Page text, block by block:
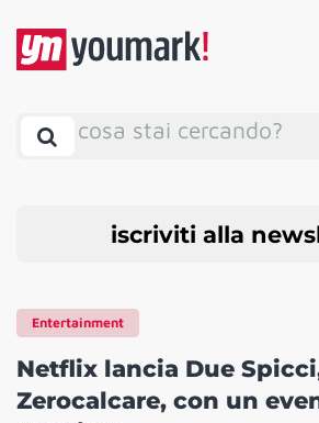
cosa stai cercando?
iscriviti alla
Entertainment
Netflix lancia Due
Zerocalcare, con un